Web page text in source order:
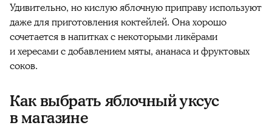
Удивительно, но кислую яблочную приправу используют
даже для приготовления коктейлей. Она хорошо
сочетается в напитках с некоторыми ликёрами
и хересами с добавлением мяты, ананаса и фруктовых
соков.
Как выбрать яблочный уксус
в магазине